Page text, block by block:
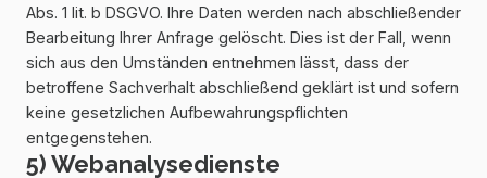
Abs. 1 lit. b DSGVO. Ihre Daten werden nach abschließender
Bearbeitung Ihrer Anfrage gelöscht. Dies ist der Fall, wenn
sich aus den Umständen entnehmen lässt, dass der
betroffene Sachverhalt abschließend geklärt ist und sofern
keine gesetzlichen Aufbewahrungspflichten
entgegenstehen.
5) Webanalysedienste